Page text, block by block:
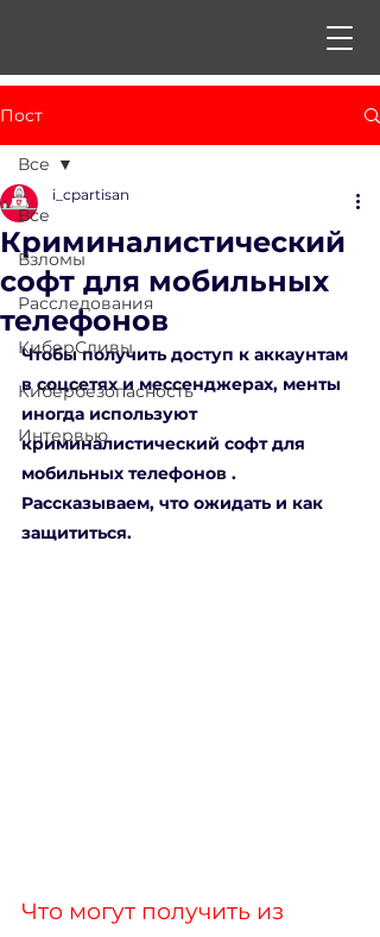
Пост
Все
Взломы
Расследования
КиберСливы
Кибербезопасность
Интервью
Все
Криминалистический
софт для мобильных
телефонов
i_cpartisan
Чтобы получить доступ к аккаунтам
в соцсетях и мессенджерах, менты
иногда используют
криминалистический софт для
мобильных телефонов .
Рассказываем, что ожидать и как
защититься.
Что могут получить из